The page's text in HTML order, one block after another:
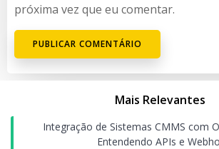
próxima vez que eu comentar.
Mais Relevantes
Integração de Sistemas CMMS com
Entendendo APIs e